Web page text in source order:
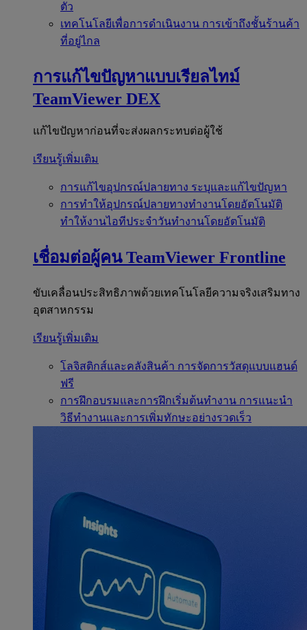
ตัว
เทคโนโลยีเพื่อการดำเนินงาน การเข้าถึงชั้นร้านค้า
ที่อยู่ไกล
การแก้ไขปัญหาแบบเรียลไทม์
TeamViewer DEX
แก้ไขปัญหาก่อนที่จะส่งผลกระทบต่อผู้ใช้
เรียนรู้เพิ่มเติม
การแก้ไขอุปกรณ์ปลายทาง ระบุและแก้ไขปัญหา
การทำให้อุปกรณ์ปลายทางทำงานโดยอัตโนมัติ
ทำให้งานไอทีประจำวันทำงานโดยอัตโนมัติ
เชื่อมต่อผู้คน TeamViewer Frontline
ขับเคลื่อนประสิทธิภาพด้วยเทคโนโลยีความจริงเสริมทาง
อุตสาหกรรม
เรียนรู้เพิ่มเติม
โลจิสติกส์และคลังสินค้า การจัดการวัสดุแบบแฮนด์
ฟรี
การฝึกอบรมและการฝึกเริ่มต้นทำงาน การแนะนำ
วิธีทำงานและการเพิ่มทักษะอย่างรวดเร็ว